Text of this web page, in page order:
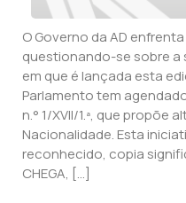
O Governo da AD
questionando-se sobre a
em que é lançada esta
Parlamento tem
n.° 1/XVII/1.ª, que propõe
Nacionalidade. Esta
reconhecido, copia
CHEGA, […]